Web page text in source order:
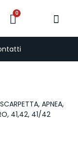
0
APNEA,
41,42, 41/42